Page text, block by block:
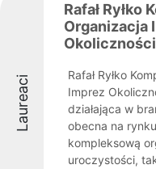
Laureaci
Rafał Ryłko
Organizacja
Rafał Ryłko
Imprez
działająca w
obecna na
kompleksową
uroczystości,